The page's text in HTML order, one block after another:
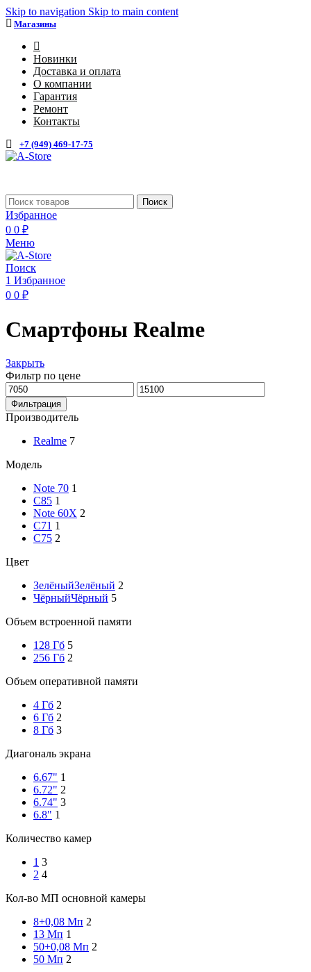
Skip to navigation Skip to main content
Магазины
Новинки
Доставка и оплата
О компании
Гарантия
Ремонт
Контакты
+7 (949) 469-17-75
Поиск
Избранное
0 0 ₽
Меню
Поиск
1 Избранное
0 0 ₽
Смартфоны Realme
Закрыть
Фильтр по цене
Минимальная
цена
Максимальная
цена
Фильтрация
Производитель
Realme 7
Модель
Note 70 1
C85 1
Note 60X 2
C71 1
C75 2
Цвет
ЗелёныйЗелёный 2
ЧёрныйЧёрный 5
Объем встроенной памяти
128 Гб 5
256 Гб 2
Объем оперативной памяти
4 Гб 2
6 Гб 2
8 Гб 3
Диагональ экрана
6.67" 1
6.72" 2
6.74" 3
6.8" 1
Количество камер
1 3
2 4
Кол-во МП основной камеры
8+0,08 Мп 2
13 Мп 1
50+0,08 Мп 2
50 Мп 2